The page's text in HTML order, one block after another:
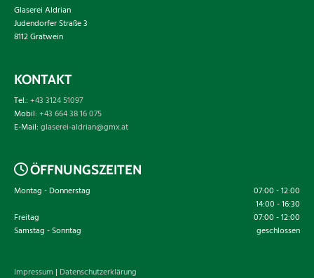
Glaserei Aldrian
Judendorfer Straße 3
8112 Gratwein
KONTAKT
Tel.: +43 3124 51097
Mobil: +43 664 38 16 075
E-Mail: glaserei-aldrian@gmx.at
ÖFFNUNGSZEITEN
Montag - Donnerstag
07:00 - 12:00
14:00 - 16:30
Freitag
07:00 - 12:00
Samstag - Sonntag
geschlossen
Impressum | Datenschutzerklärung